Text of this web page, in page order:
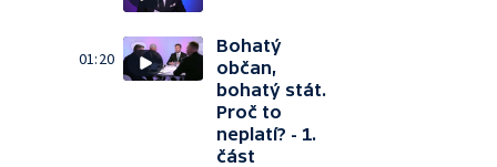
01:20
Bohatý
občan,
bohatý stát.
Proč to
neplatí? - 1.
část